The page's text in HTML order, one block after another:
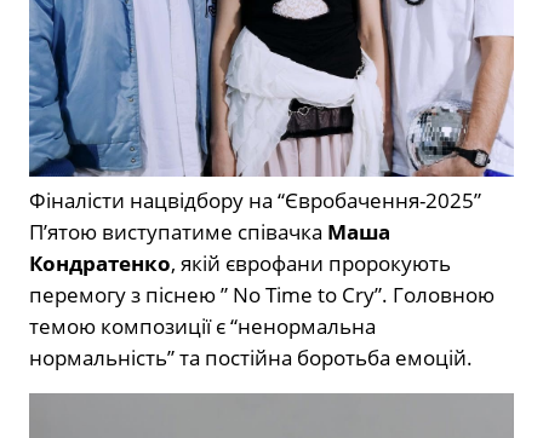
Фіналісти нацвідбору на “Євробачення-2025”
П’ятою виступатиме співачка Маша
Кондратенко, якій єврофани пророкують
перемогу з піснею ” No Time to Cry”. Головною
темою композиції є “ненормальна
нормальність” та постійна боротьба емоцій.